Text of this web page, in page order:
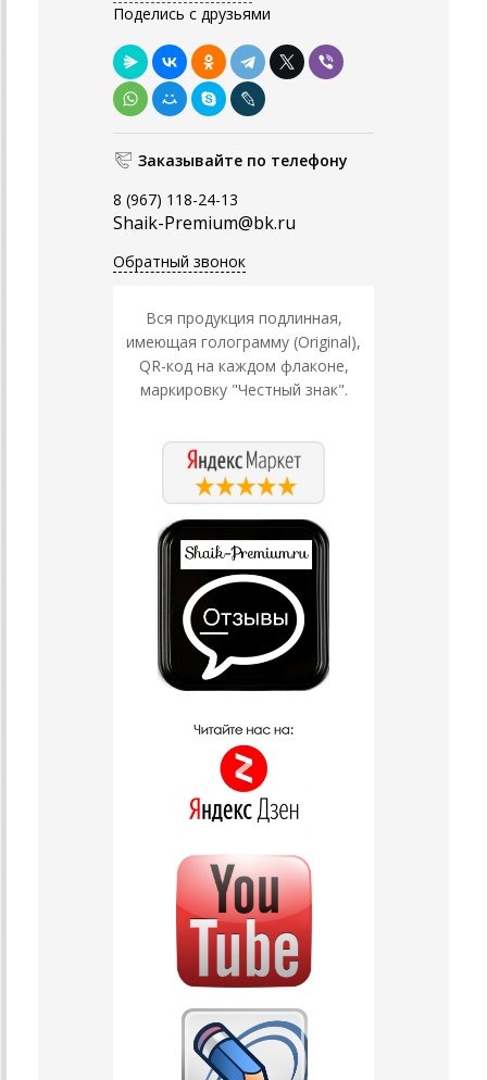
Поделись с друзьями
Заказывайте по телефону
8 (967) 118-24-13
Shaik-Premium@bk.ru
Обратный звонок
Вся продукция подлинная,
имеющая голограмму (Original),
QR-код на каждом флаконе,
маркировку "Честный знак".